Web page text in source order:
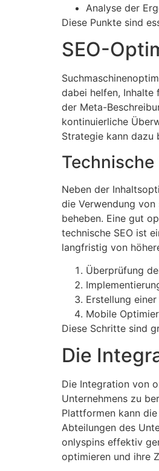
Analyse der
Diese Punkte sind
SEO-
dabei helfen, Inhalte
der Meta-
kontinuierliche
Strategie kann dazu
Neben der
die Verwendung
beheben. Eine gut
technische SEO ist
langfristig von
Überprüfung
Erstellung
Mobile
Diese Schritte sind
Die
Die Integration von
Unternehmens zu
Plattformen kann
Abteilungen des
onlyspins effektiv
optimieren und ihre